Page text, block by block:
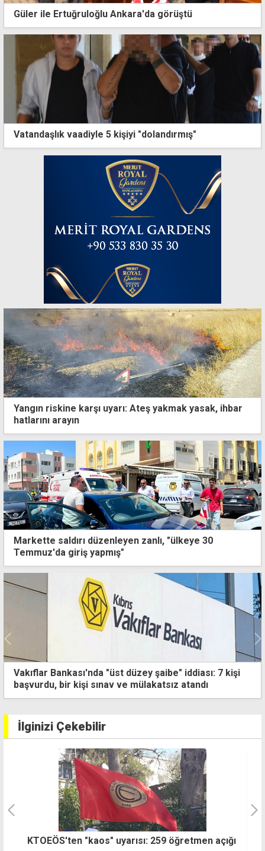
Güler ile Ertuğruloğlu Ankara'da görüştü
Vatandaşlık vaadiyle 5 kişiyi "dolandırmış"
Yangın riskine karşı uyarı: Ateş yakmak yasak, ihbar
hatlarını arayın
Markette saldırı düzenleyen zanlı, "ülkeye 30
Temmuz'da giriş yapmış"
Vakıflar Bankası'nda "üst düzey şaibe" iddiası: 7 kişi
başvurdu, bir kişi sınav ve mülakatsız atandı
İlginizi Çekebilir
UBP'den KKTC'nin "egemen geleceği için"